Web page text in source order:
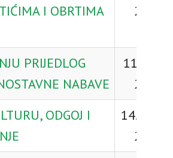
I OBRTIMA
2026.
PRIJEDLOG
NABAVE
11. lipnja
2026.
ODGOJ I
14. ožujka
2026.